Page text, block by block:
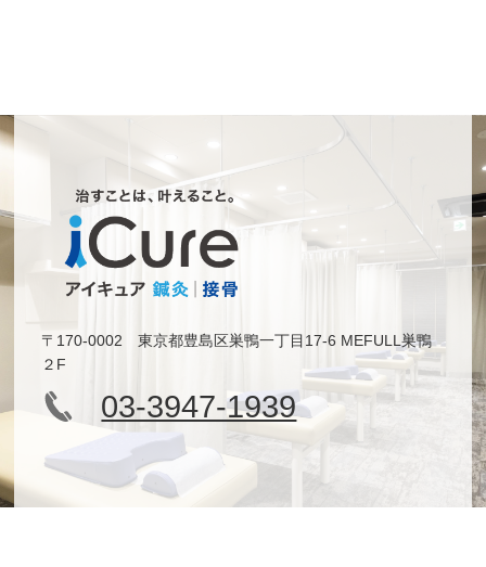
〒170-0002 東京都豊島区巣鴨一丁目17-6 MEFULL巣鴨
２F
03-3947-1939